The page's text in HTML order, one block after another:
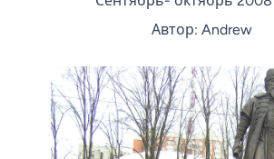
Автор: Andrew